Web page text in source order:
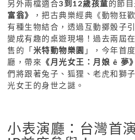
另外兩檔適合3到12歲孩童 的節目
富翁》
，把古典樂經典《動物狂
有種生物結合，透過互動擲骰子
變成有趣的桌遊現場！過去兩屆
售的「 米特動物樂園 」，今年首
廳，帶來
《月光女王：月娘 ê 夢》
們將跟著兔子、狐狸、老虎和獅
光女王的身世之謎。
小表演廳：台灣首